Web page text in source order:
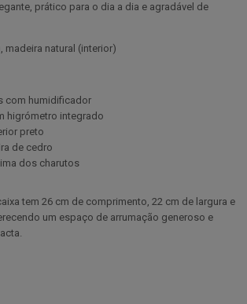
prático para o dia a dia e agradável de
madeira natural (interior)
com humidificador
higrómetro integrado
preto
de cedro
dos charutos
tem 26 cm de comprimento, 22 cm de largura e
um espaço de arrumação generoso e